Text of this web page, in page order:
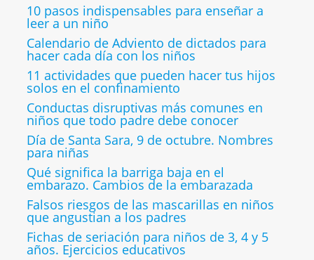
10 pasos indispensables para enseñar a
leer a un niño
Calendario de Adviento de dictados para
hacer cada día con los niños
11 actividades que pueden hacer tus hijos
solos en el confinamiento
Conductas disruptivas más comunes en
niños que todo padre debe conocer
Día de Santa Sara, 9 de octubre. Nombres
para niñas
Qué significa la barriga baja en el
embarazo. Cambios de la embarazada
Falsos riesgos de las mascarillas en niños
que angustian a los padres
Fichas de seriación para niños de 3, 4 y 5
años. Ejercicios educativos